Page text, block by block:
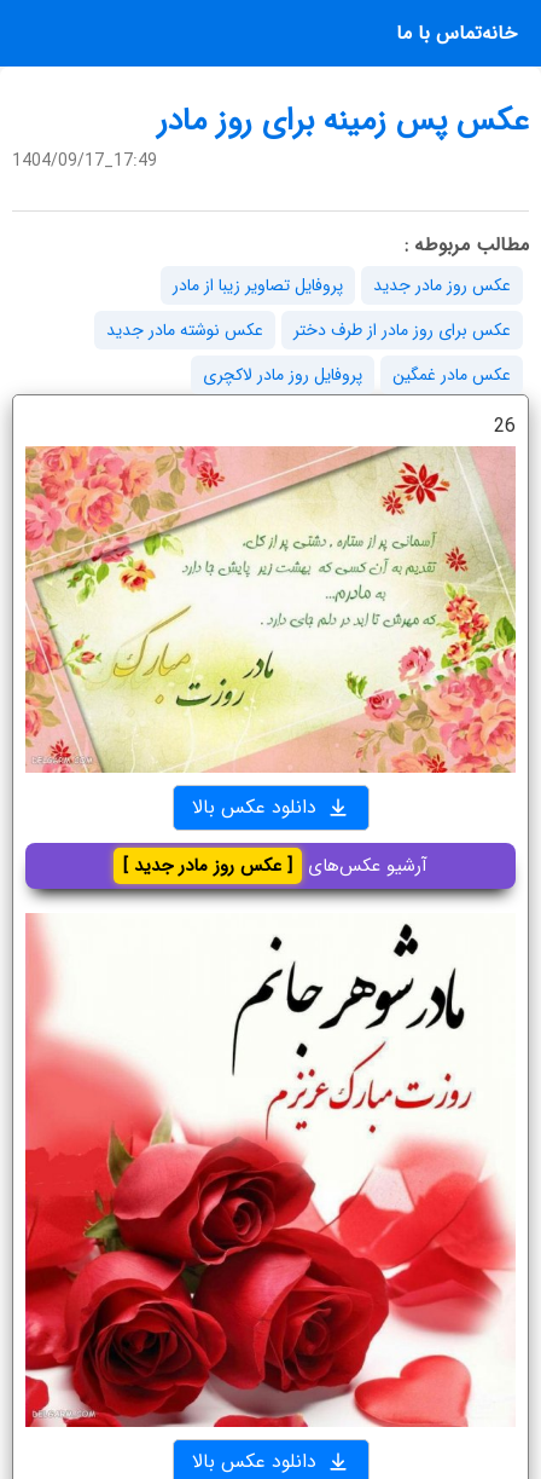
خانهتماس با ما
عکس پس زمینه برای روز مادر
1404/09/17_17:49
مطالب مربوطه :
عکس روز مادر جدید
پروفایل تصاویر زیبا از مادر
عکس برای روز مادر از طرف دختر
عکس نوشته مادر جدید
عکس مادر غمگین
پروفایل روز مادر لاکچری
26
دانلود عکس بالا
آرشیو عکس‌های [ عکس روز مادر جدید ]
دانلود عکس بالا